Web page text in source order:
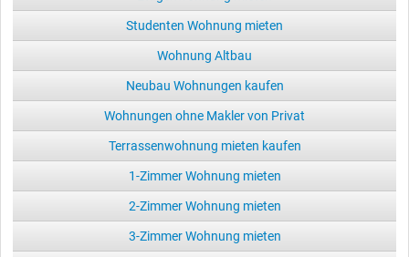
Studenten Wohnung mieten
Wohnung Altbau
Neubau Wohnungen kaufen
Wohnungen ohne Makler von Privat
Terrassenwohnung mieten kaufen
1-Zimmer Wohnung mieten
2-Zimmer Wohnung mieten
3-Zimmer Wohnung mieten